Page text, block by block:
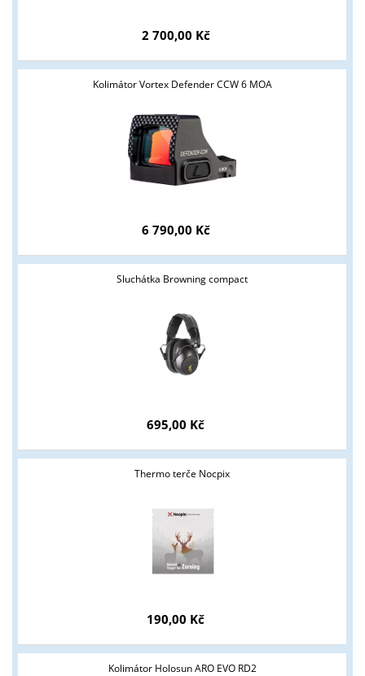
2 700,00 Kč
Kolimátor Vortex Defender CCW 6 MOA
6 790,00 Kč
Sluchátka Browning compact
695,00 Kč
Thermo terče Nocpix
190,00 Kč
Kolimátor Holosun ARO EVO RD2
podnikatelům v oblasti zbraně a střelivo. Splňujete tyto
podmínky?
ANO